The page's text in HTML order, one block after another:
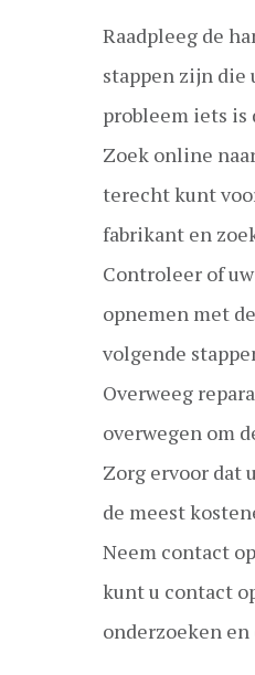
Raadpleeg de
stappen zijn die
probleem iets is
Zoek online
terecht kunt
fabrikant en
Controleer of
opnemen met
volgende
Overweeg
overwegen om
Zorg ervoor dat
de meest
Neem contact
kunt u contact
onderzoeken en